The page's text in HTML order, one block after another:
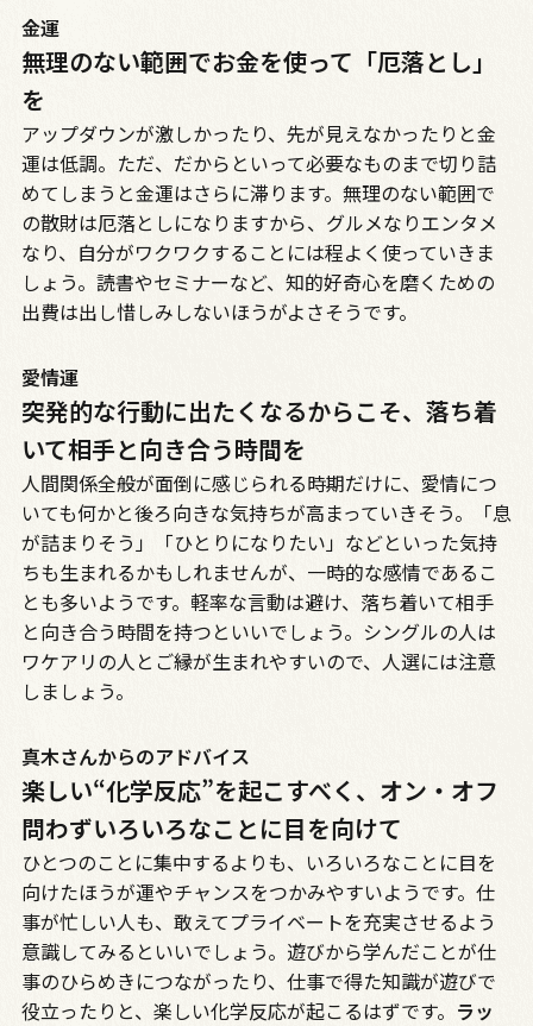
金運
無理のない範囲でお金を使って「厄落とし」
を
アップダウンが激しかったり、先が見えなかったりと金
運は低調。ただ、だからといって必要なものまで切り詰
めてしまうと金運はさらに滞ります。無理のない範囲で
の散財は厄落としになりますから、グルメなりエンタメ
なり、自分がワクワクすることには程よく使っていきま
しょう。読書やセミナーなど、知的好奇心を磨くための
出費は出し惜しみしないほうがよさそうです。
愛情運
突発的な行動に出たくなるからこそ、落ち着
いて相手と向き合う時間を
人間関係全般が面倒に感じられる時期だけに、愛情につ
いても何かと後ろ向きな気持ちが高まっていきそう。「息
が詰まりそう」「ひとりになりたい」などといった気持
ちも生まれるかもしれませんが、一時的な感情であるこ
とも多いようです。軽率な言動は避け、落ち着いて相手
と向き合う時間を持つといいでしょう。シングルの人は
ワケアリの人とご縁が生まれやすいので、人選には注意
しましょう。
真木さんからのアドバイス
楽しい“化学反応”を起こすべく、オン・オフ
問わずいろいろなことに目を向けて
ひとつのことに集中するよりも、いろいろなことに目を
向けたほうが運やチャンスをつかみやすいようです。仕
事が忙しい人も、敢えてプライベートを充実させるよう
意識してみるといいでしょう。遊びから学んだことが仕
事のひらめきにつながったり、仕事で得た知識が遊びで
役立ったりと、楽しい化学反応が起こるはずです。 ラッ